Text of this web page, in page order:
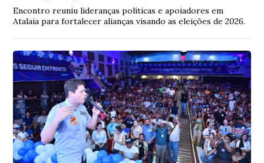
Encontro reuniu lideranças políticas e apoiadores em
Atalaia para fortalecer alianças visando as eleições de 2026.